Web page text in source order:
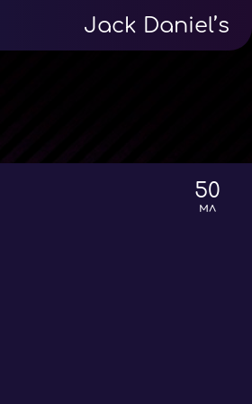
Jack Daniel’s
50
мл